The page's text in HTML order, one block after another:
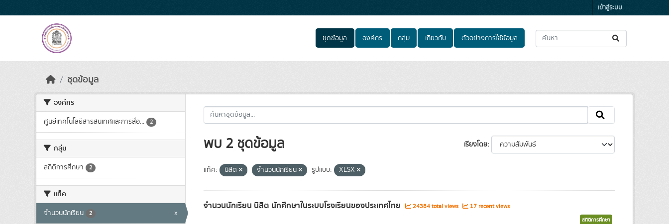
เข้าสู่ระบบ
ชุดข้อมูล องค์กร กลุ่ม เกี่ยวกับ ตัวอย่างการใช้ข้อมูล
ชุดข้อมูล
องค์กร
ศูนย์เทคโนโลยีสารสนเทศและการสื่อ... 2
กลุ่ม
สถิติการศึกษา 2
แท็ค
จำนวนนักเรียน 2 x
เรียงโดย
พบ 2 ชุดข้อมูล
แท็ค: นิสิต จำนวนนักเรียน รูปแบบ: XLSX
จำนวนนักเรียน นิสิต นักศึกษาในระบบโรงเรียนของประเทศไทย 24384 total views 17 recent views
สถิติการศึกษา